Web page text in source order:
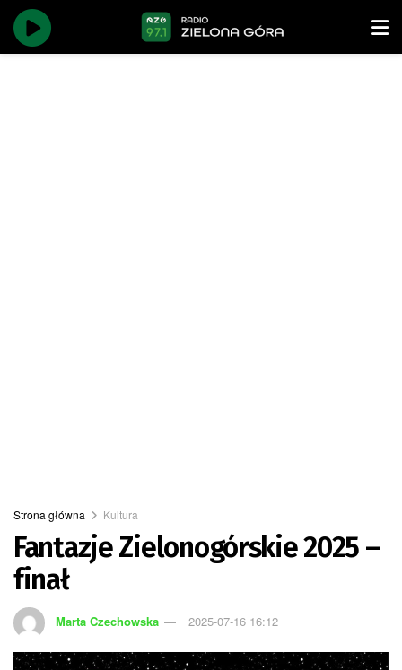
Strona główna Kultura
Fantazje Zielonogórskie 2025 –
finał
Marta Czechowska 2025-07-16 16:12